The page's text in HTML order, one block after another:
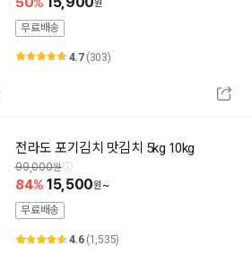
무료배송
4.7 (303)
전라도 포기김치 맛김치 5kg 10kg
99,000
84 15,500
~
무료배송
4.6 (1,535)